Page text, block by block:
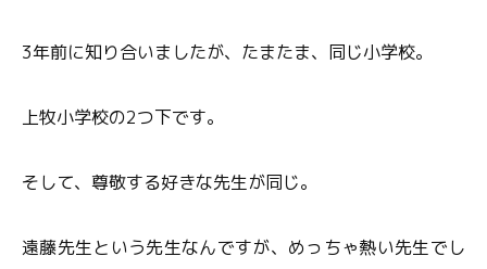
3年前に知り合いましたが、たまたま、同じ小学校。
上牧小学校の2つ下です。
そして、尊敬する好きな先生が同じ。
遠藤先生という先生なんですが、めっちゃ熱い先生でし